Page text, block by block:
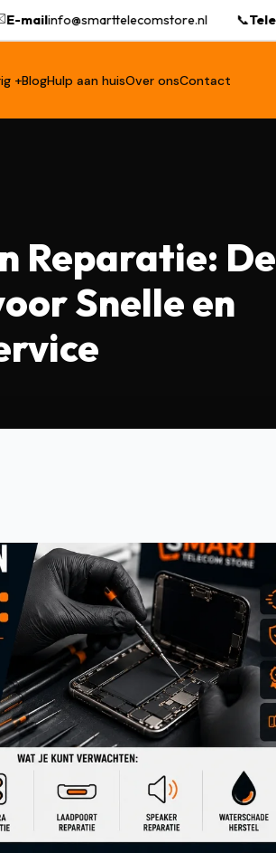
mailinfo@smarttelecomstore.nl
+BlogHulp aan huisOver onsContact
Reparatie: De
Snelle en